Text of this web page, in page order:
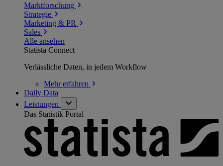
Marktforschung
Strategie
Marketing & PR
Sales
Alle ansehen
Statista Connect
Verlässliche Daten, in jedem Workflow
Mehrerfahren
Daily Data
Leistungen
Das Statistik Portal